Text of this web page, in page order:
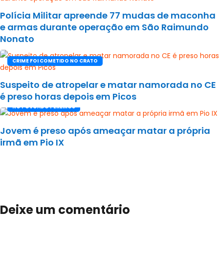
Polícia Militar apreende 77 mudas de maconha
e armas durante operação em São Raimundo
Nonato
CRIME FOI COMETIDO NO CRATO
Suspeito de atropelar e matar namorada no CE
é preso horas depois em Picos
NO POVOADO PEREIROS
Jovem é preso após ameaçar matar a própria
irmã em Pio IX
Deixe um comentário